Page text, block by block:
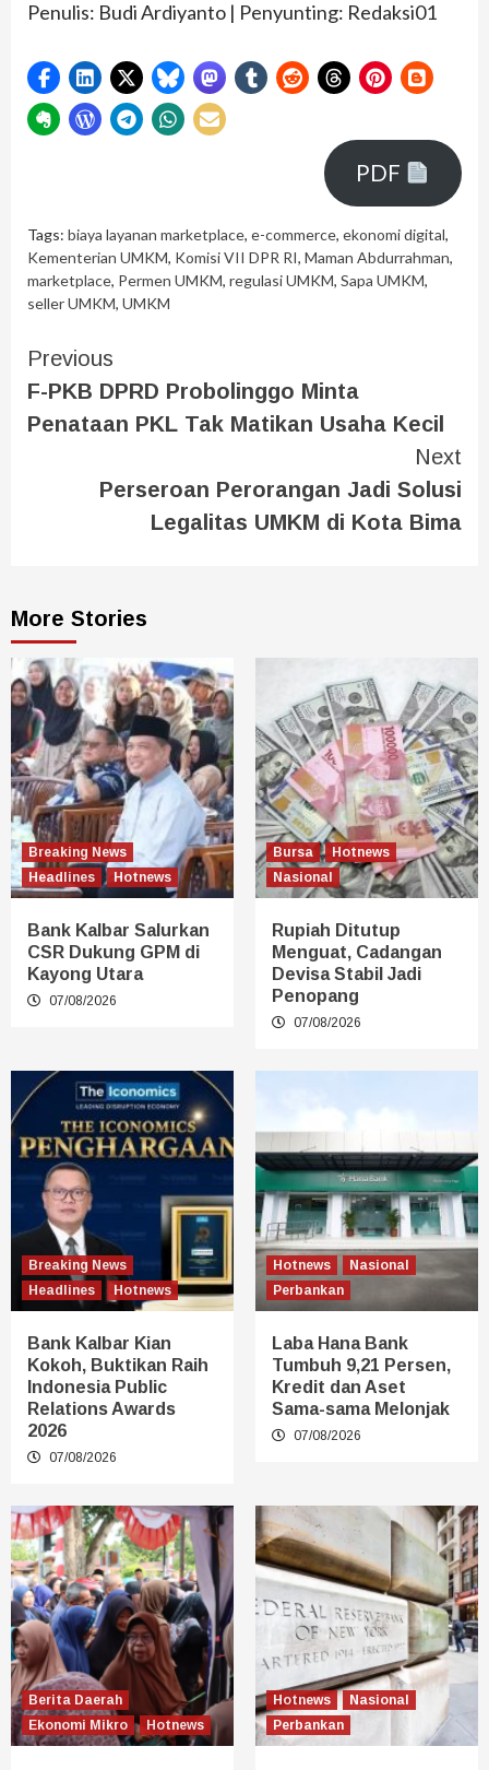
Penulis: Budi Ardiyanto | Penyunting: Redaksi01
PDF
Tags: biaya layanan marketplace, e-commerce, ekonomi digital,
Kementerian UMKM, Komisi VII DPR RI, Maman Abdurrahman,
marketplace, Permen UMKM, regulasi UMKM, Sapa UMKM,
seller UMKM, UMKM
Previous
F-PKB DPRD Probolinggo Minta
Penataan PKL Tak Matikan Usaha Kecil
Next
Perseroan Perorangan Jadi Solusi
Legalitas UMKM di Kota Bima
More Stories
Breaking News
Headlines
Hotnews
Bank Kalbar Salurkan
CSR Dukung GPM di
Kayong Utara
07/08/2026
Bursa
Hotnews
Nasional
Rupiah Ditutup
Menguat, Cadangan
Devisa Stabil Jadi
Penopang
07/08/2026
Breaking News
Headlines
Hotnews
Bank Kalbar Kian
Kokoh, Buktikan Raih
Indonesia Public
Relations Awards
2026
07/08/2026
Hotnews
Nasional
Perbankan
Laba Hana Bank
Tumbuh 9,21 Persen,
Kredit dan Aset
Sama-sama Melonjak
07/08/2026
Berita Daerah
Ekonomi Mikro
Hotnews
Hotnews
Nasional
Perbankan